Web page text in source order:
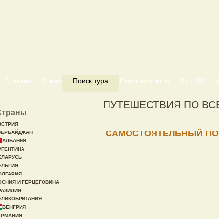
Главная О нас Поиск тура Поиск ночлегов Топ 100
ПУТЕШЕСТВИЯ ПО
САМОСТОЯТЕЛЬНЫЙ
АЛБАНИЯ
И ГЕРЦЕГОВИНА
ВЕНГРИЯ